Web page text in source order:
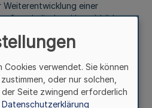
einer
Umweltbildung
zu den
Informationsaustausch
verwendet. Sie können
oder nur solchen,
Seite zwingend erforderlich
Datenschutzerklärung